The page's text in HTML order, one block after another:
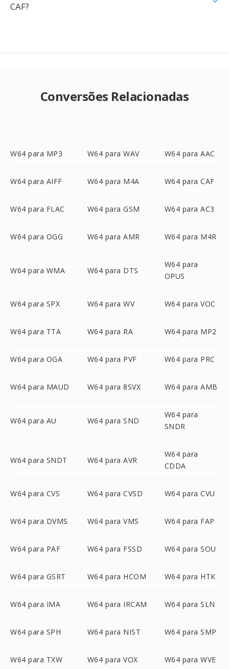
CAF?
Conversões Relacionadas
W64 para MP3 W64 para WAV W64 para AAC
W64 para AIFF W64 para M4A W64 para CAF
W64 para FLAC W64 para GSM W64 para AC3
W64 para OGG W64 para AMR W64 para M4R
W64 para WMA W64 para DTS
W64 para
OPUS
W64 para SPX W64 para WV W64 para VOC
W64 para TTA W64 para RA W64 para MP2
W64 para OGA W64 para PVF W64 para PRC
W64 para MAUD W64 para 8SVX W64 para AMB
W64 para AU W64 para SND
W64 para
SNDR
W64 para SNDT W64 para AVR
W64 para
CDDA
W64 para CVS W64 para CVSD W64 para CVU
W64 para DVMS W64 para VMS W64 para FAP
W64 para PAF W64 para FSSD W64 para SOU
W64 para GSRT W64 para HCOM W64 para HTK
W64 para IMA W64 para IRCAM W64 para SLN
W64 para SPH W64 para NIST W64 para SMP
W64 para TXW W64 para VOX W64 para WVE